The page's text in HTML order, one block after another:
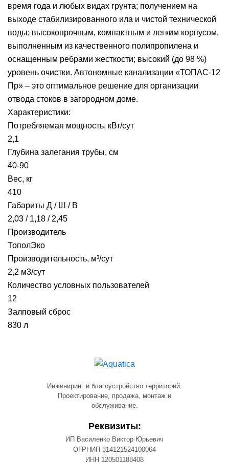
время года и любых видах грунта; получением на
выходе стабилизированного ила и чистой технической
воды; высокопрочным, компактным и легким корпусом,
выполненным из качественного полипропилена и
оснащенным ребрами жесткости; высокий (до 98 %)
уровень очистки. Автономные канализации «ТОПАС-12
Пр» – это оптимальное решение для организации
отвода стоков в загородном доме.
Характеристики:
Потребляемая мощность, кВт/сут
2,1
Глубина залегания трубы, см
40-90
Вес, кг
410
Габариты Д / Ш / В
2,03 / 1,18 / 2,45
Производитель
ТополЭко
Производительность, м³/сут
2,2 м3/сут
Количество условных пользователей
12
Залповый сброс
830 л
Инжиниринг и благоустройство территорий.
Проектирование, продажа, монтаж и
обслуживание.
Реквизиты:
ИП Василенко Виктор Юрьевич
ОГРНИП 314121524100064
ИНН 120501188408